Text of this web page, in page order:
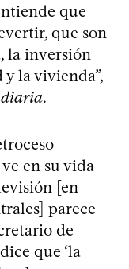
que
que son
la inversión
la vivienda”,
.
en su vida
[en
parece
de
que ‘la